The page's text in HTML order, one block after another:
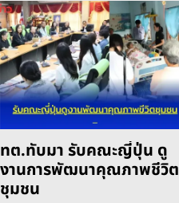
ทต.ทับมา รับคณะญี่ปุ่น ดู
งานการพัฒนาคุณภาพชีวิต
ชุมชน